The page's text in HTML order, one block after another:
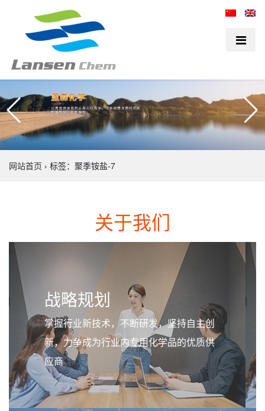
网站首页 › 标签：聚季铵盐-7
关于我们
战略规划
掌握行业新技术，不断研发，坚持自主创
新，力争成为行业内专用化学品的优质供
应商